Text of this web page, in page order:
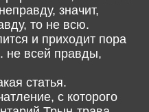
значит,
то не всю.
и приходит пора
не всей правды,
статья.
с которого